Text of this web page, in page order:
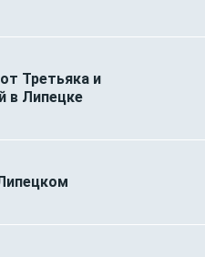
Третьяка и
в Липецке